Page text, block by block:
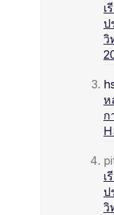
เ
ป
วิ
ห
ก
เ
ป
วิ